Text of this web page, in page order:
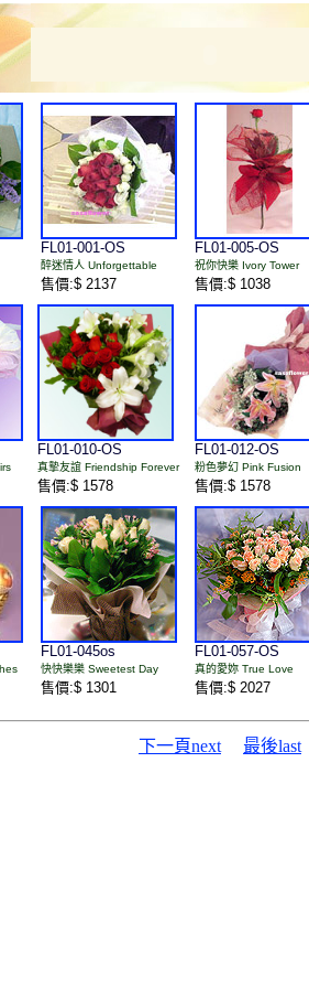
FL01-001-OS
醉迷情人 Unforgettable
售價:$ 2137
FL01-005-OS
祝你快樂 Ivory Tower
售價:$ 1038
FL01-010-OS
真摯友誼 Friendship Forever
售價:$ 1578
FL01-012-OS
粉色夢幻 Pink Fusion
售價:$ 1578
FL01-045os
快快樂樂 Sweetest Day
售價:$ 1301
FL01-057-OS
真的愛妳 True Love
售價:$ 2027
下一頁next 最後last